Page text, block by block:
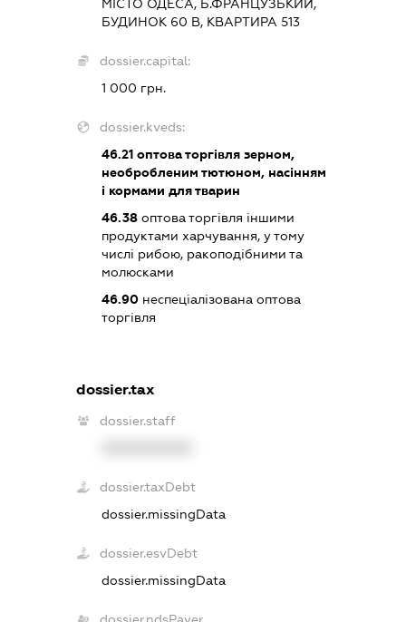
МІСТО ОДЕСА, Б.ФРАНЦУЗЬКИЙ,
БУДИНОК 60 В, КВАРТИРА 513
dossier.capital:
1 000 грн.
dossier.kveds:
46.21оптова торгівля зерном,
необробленим тютюном, насінням
і кормами для тварин
46.38оптова торгівля іншими
продуктами харчування, у тому
числі рибою, ракоподібними та
молюсками
46.90неспеціалізована оптова
торгівля
dossier.tax
dossier.staff
dossier.taxDebt
dossier.missingData
dossier.esvDebt
dossier.missingData
dossier.ndsPayer